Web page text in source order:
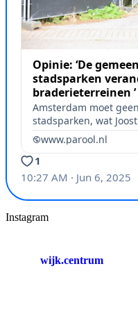
Instagram
wijk.centrum